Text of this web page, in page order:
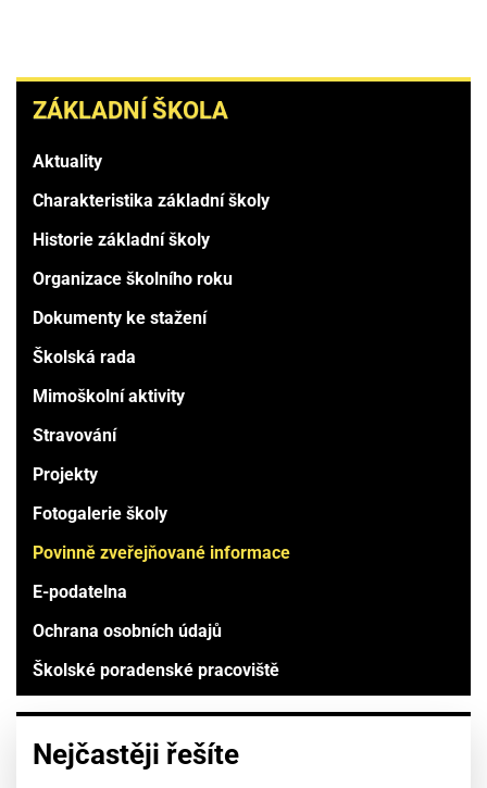
ZÁKLADNÍ
ŠKOLA
ZÁKLADNÍ ŠKOLA
Aktuality
Charakteristika základní školy
Historie základní školy
Organizace školního roku
Dokumenty ke stažení
Školská rada
Mimoškolní aktivity
Stravování
Projekty
Fotogalerie školy
Povinně zveřejňované informace
E-podatelna
Ochrana osobních údajů
Školské poradenské pracoviště
Nejčastěji řešíte